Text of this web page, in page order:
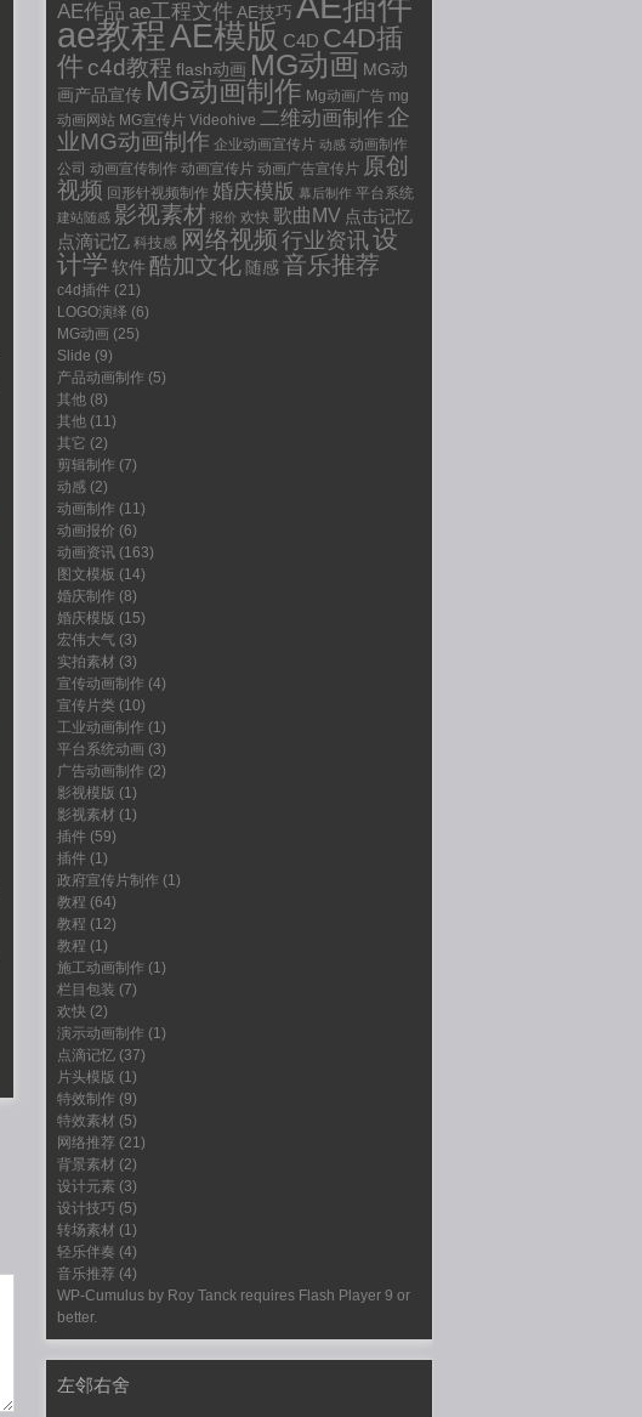
AE作品 ae工程文件 AE技巧
ae教程AE模版 C4D C4D插
件 c4d教程 flash动画 MG动画 MG动
画产品宣传 MG动画制作 Mg动画广告 mg
动画网站 MG宣传片 Videohive 二维动画制作 企
业MG动画制作 企业动画宣传片 动感 动画制作
公司 动画宣传制作 动画宣传片 动画广告宣传片 原创
视频 回形针视频制作 婚庆模版 幕后制作 平台系统
建站随感 影视素材 报价 欢快 歌曲MV 点击记忆
点滴记忆 科技感 网络视频 行业资讯 设
计学 软件 酷加文化 随感 音乐推荐
c4d插件 (21)
LOGO演绎 (6)
MG动画 (25)
Slide (9)
产品动画制作 (5)
其他 (8)
其他 (11)
其它 (2)
剪辑制作 (7)
动感 (2)
动画制作 (11)
动画报价 (6)
动画资讯 (163)
图文模板 (14)
婚庆制作 (8)
婚庆模版 (15)
宏伟大气 (3)
实拍素材 (3)
宣传动画制作 (4)
宣传片类 (10)
工业动画制作 (1)
平台系统动画 (3)
广告动画制作 (2)
影视模版 (1)
影视素材 (1)
插件 (59)
插件 (1)
政府宣传片制作 (1)
教程 (64)
教程 (12)
教程 (1)
施工动画制作 (1)
栏目包装 (7)
欢快 (2)
演示动画制作 (1)
点滴记忆 (37)
片头模版 (1)
特效制作 (9)
特效素材 (5)
网络推荐 (21)
背景素材 (2)
设计元素 (3)
设计技巧 (5)
转场素材 (1)
轻乐伴奏 (4)
音乐推荐 (4)
WP-Cumulus by Roy Tanck requires Flash Player 9 or
better.
左邻右舍